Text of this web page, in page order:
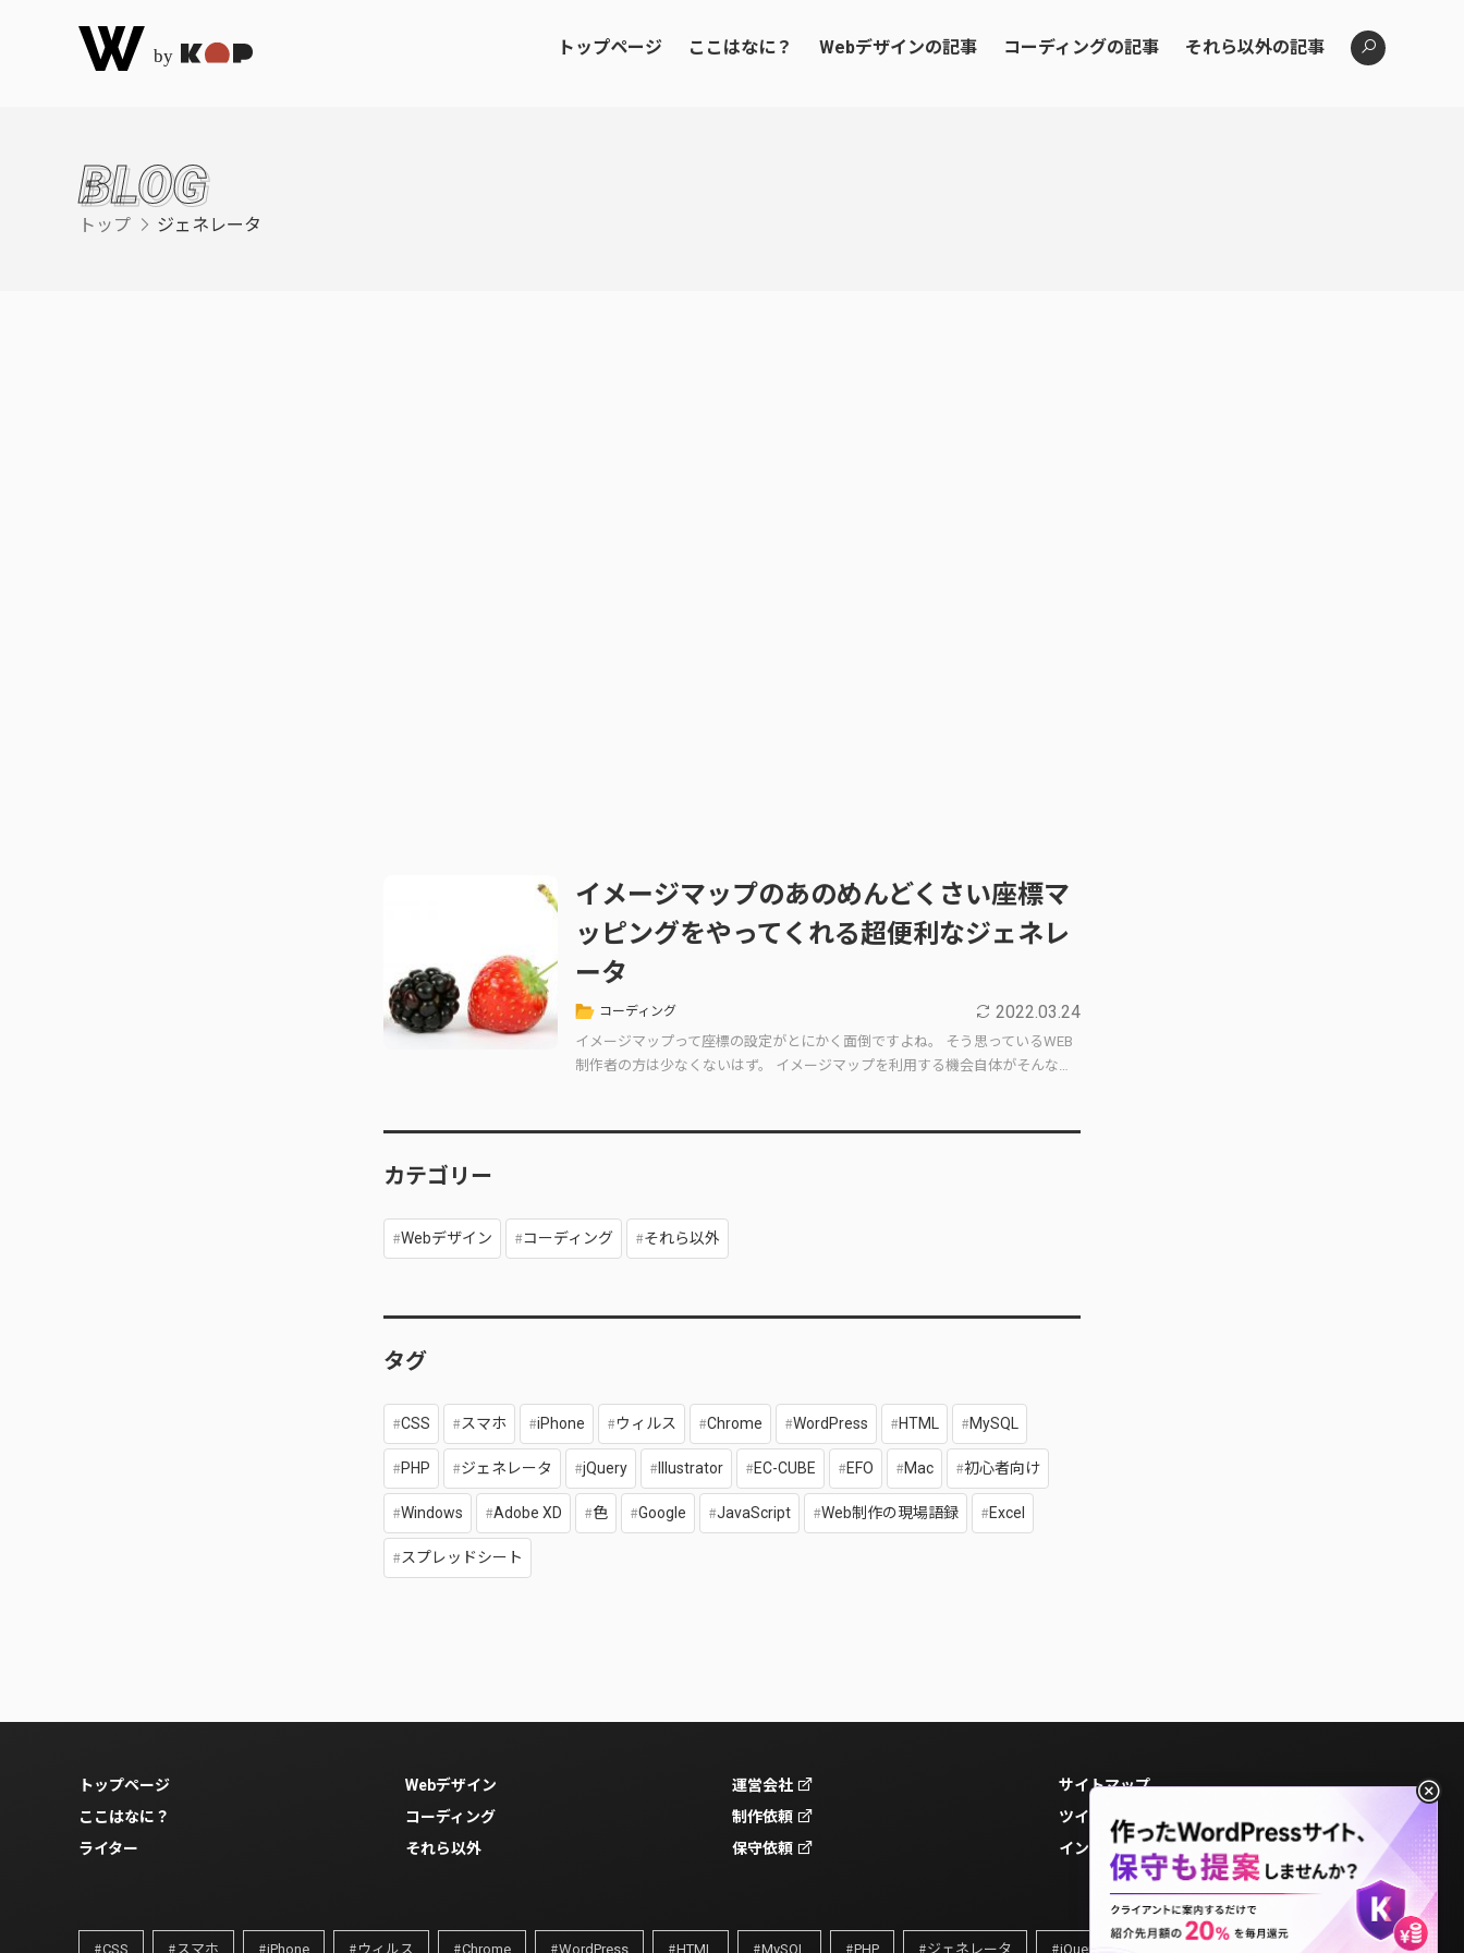
トップページ ここはなに？ Webデザインの記事 コーディングの記事 それら以外の記事
BLOG
トップ  ジェネレータ
イメージマップのあのめんどくさい座標マ
ッピングをやってくれる超便利なジェネレ
ータ
コーディング 2022.03.24
イメージマップって座標の設定がとにかく面倒ですよね。 そう思っているWEB
制作者の方は少なくないはず。 イメージマップを利用する機会自体がそんな…
カテゴリー
Webデザイン コーディング それら以外
タグ
CSS スマホ iPhone ウィルス Chrome WordPress HTML MySQL
PHP ジェネレータ jQuery Illustrator EC-CUBE EFO Mac 初心者向け
Windows Adobe XD 色 Google JavaScript Web制作の現場語録 Excel
スプレッドシート
トップページ
ここはなに？
ライター
Webデザイン
コーディング
それら以外
運営会社
制作依頼
保守依頼
サイトマップ
ツイッター
インスタグラム
CSS スマホ iPhone ウィルス Chrome WordPress HTML MySQL PHP ジェネレータ jQuery